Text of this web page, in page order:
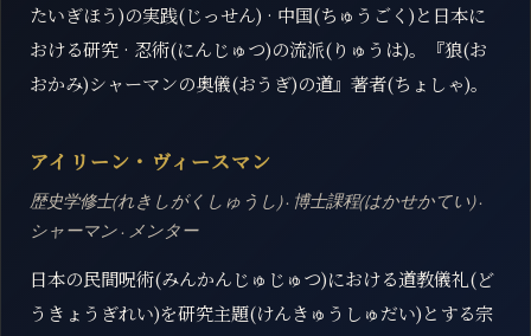
たいぎほう)の実践(じっせん) · 中国(ちゅうごく)と日本に
おける研究 · 忍術(にんじゅつ)の流派(りゅうは)。『狼(お
おかみ)シャーマンの奥儀(おうぎ)の道』著者(ちょしゃ)。
アイリーン・ヴィースマン
歴史学修士(れきしがくしゅうし) · 博士課程(はかせかてい) ·
シャーマン · メンター
日本の民間呪術(みんかんじゅじゅつ)における道教儀礼(ど
うきょうぎれい)を研究主題(けんきゅうしゅだい)とする宗